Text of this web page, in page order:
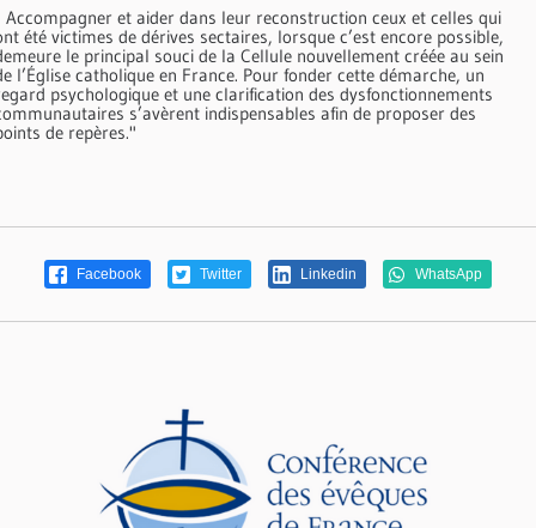
Accompagner et aider dans leur reconstruction ceux et celles qui
été victimes de dérives sectaires, lorsque c’est encore possible,
le principal souci de la Cellule nouvellement créée au sein
l’Église catholique en France. Pour fonder cette démarche, un
psychologique et une clarification des dysfonctionnements
s’avèrent indispensables afin de proposer des
de repères."
Facebook Twitter Linkedin WhatsApp